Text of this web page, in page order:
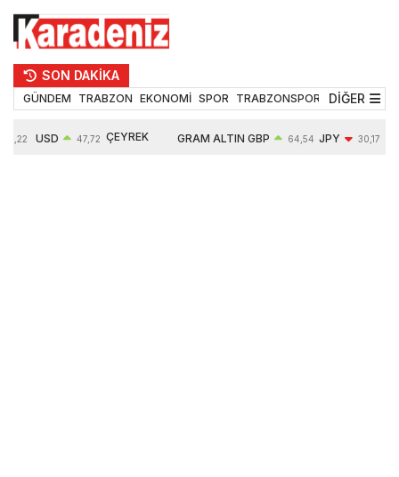
SON DAKİKA
GÜNDEM TRABZON EKONOMİ SPOR TRABZONSPOR TEKNOLOJİ
DİĞER
USD 47,72 ÇEYREK GRAM ALTIN GBP 64,54 JPY 30,17